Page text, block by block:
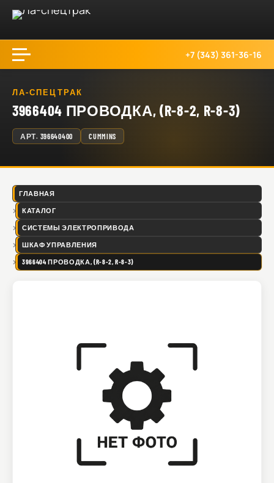
+7 (343) 361-36-16
ЛА-СПЕЦТРАК
3966404 ПРОВОДКА, (R-8-2, R-8-3)
АРТ. 396640400 CUMMINS
ГЛАВНАЯ
КАТАЛОГ
СИСТЕМЫ ЭЛЕКТРОПРИВОДА
ШКАФ УПРАВЛЕНИЯ
3966404 ПРОВОДКА, (R-8-2, R-8-3)